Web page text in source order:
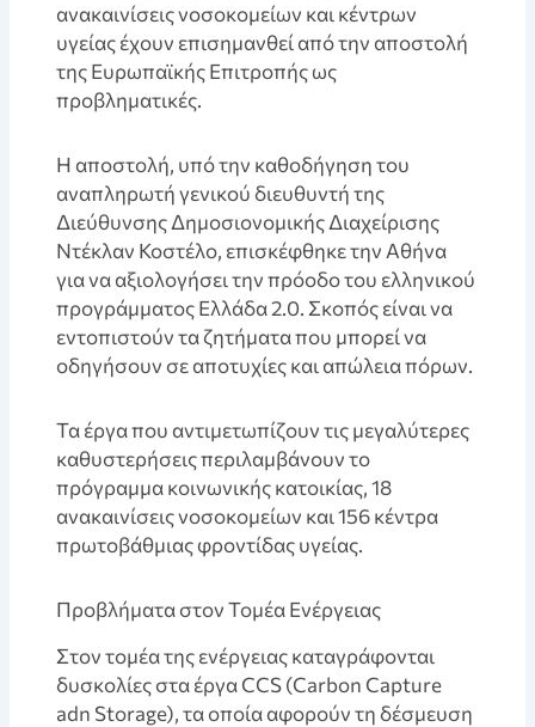
ανακαινίσεις νοσοκομείων και κέντρων
υγείας έχουν επισημανθεί από την αποστολή
της Ευρωπαϊκής Επιτροπής ως
προβληματικές.
Η αποστολή, υπό την καθοδήγηση του
αναπληρωτή γενικού διευθυντή της
Διεύθυνσης Δημοσιονομικής Διαχείρισης
Ντέκλαν Κοστέλο, επισκέφθηκε την Αθήνα
για να αξιολογήσει την πρόοδο του ελληνικού
προγράμματος Ελλάδα 2.0. Σκοπός είναι να
εντοπιστούν τα ζητήματα που μπορεί να
οδηγήσουν σε αποτυχίες και απώλεια πόρων.
Τα έργα που αντιμετωπίζουν τις μεγαλύτερες
καθυστερήσεις περιλαμβάνουν το
πρόγραμμα κοινωνικής κατοικίας, 18
ανακαινίσεις νοσοκομείων και 156 κέντρα
πρωτοβάθμιας φροντίδας υγείας.
Προβλήματα στον Τομέα Ενέργειας
Στον τομέα της ενέργειας καταγράφονται
δυσκολίες στα έργα CCS (Carbon Capture
adn Storage), τα οποία αφορούν τη δέσμευση